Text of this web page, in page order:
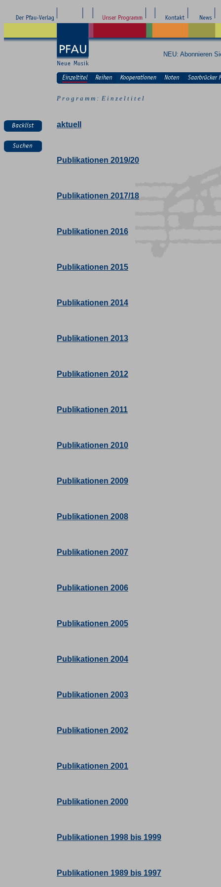
NEU: Abonnieren
P r o g r a m m : E i n z e l t i t e l
aktuell
Publikationen 2019/20
Publikationen 2017/18
Publikationen 2016
Publikationen 2015
Publikationen 2014
Publikationen 2013
Publikationen 2012
Publikationen 2011
Publikationen 2010
Publikationen 2009
Publikationen 2008
Publikationen 2007
Publikationen 2006
Publikationen 2005
Publikationen 2004
Publikationen 2003
Publikationen 2002
Publikationen 2001
Publikationen 2000
Publikationen 1998 bis 1999
Publikationen 1989 bis 1997